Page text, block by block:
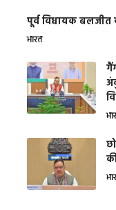
पूर्व विधायक बलजीत
भारत